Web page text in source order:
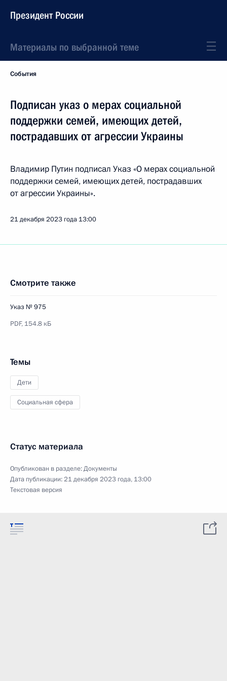
Президент России
Материалы по выбранной теме
События
Подписан указ о мерах социальной
поддержки семей, имеющих детей,
пострадавших от агрессии Украины
Владимир Путин подписал Указ «О мерах социальной
поддержки семей, имеющих детей, пострадавших
от агрессии Украины».
21 декабря 2023 года 13:00
Смотрите также
Указ № 975
PDF, 154.8 кБ
Темы
Дети
Социальная сфера
Статус материала
Опубликован в разделе:Документы
Дата публикации:21 декабря 2023 года, 13:00
Текстовая версия